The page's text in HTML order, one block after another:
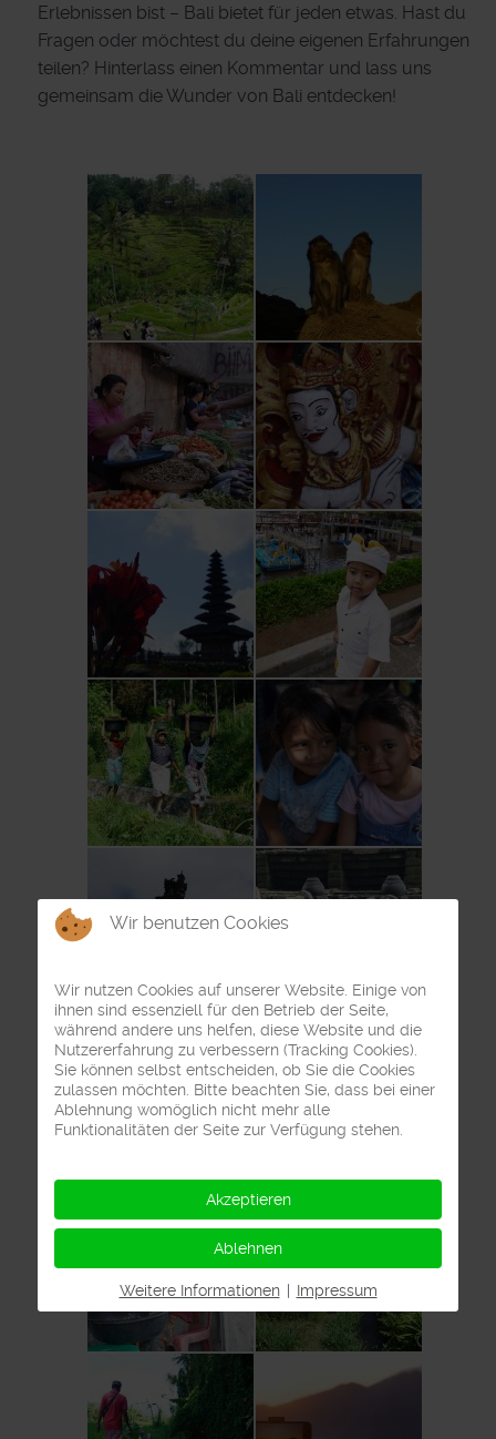
Erlebnissen bist – Bali bietet für jeden etwas. Hast du
Fragen oder möchtest du deine eigenen Erfahrungen
teilen? Hinterlass einen Kommentar und lass uns
gemeinsam die Wunder von Bali entdecken!
Wir benutzen Cookies
Wir nutzen Cookies auf unserer Website. Einige von
ihnen sind essenziell für den Betrieb der Seite,
während andere uns helfen, diese Website und die
Nutzererfahrung zu verbessern (Tracking Cookies).
Sie können selbst entscheiden, ob Sie die Cookies
zulassen möchten. Bitte beachten Sie, dass bei einer
Ablehnung womöglich nicht mehr alle
Funktionalitäten der Seite zur Verfügung stehen.
Akzeptieren
Ablehnen
Weitere Informationen | Impressum